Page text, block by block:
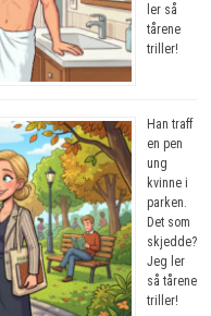
ler så
tårene
triller!
Han traff
en pen
ung
kvinne i
parken.
Det som
skjedde?
Jeg ler
så tårene
triller!